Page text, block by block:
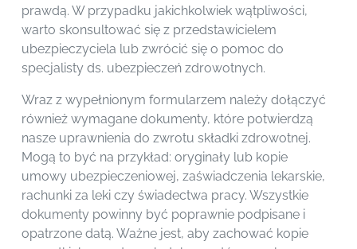
prawdą. W przypadku jakichkolwiek wątpliwości,
warto skonsultować się z przedstawicielem
ubezpieczyciela lub zwrócić się o pomoc do
specjalisty ds. ubezpieczeń zdrowotnych.
Wraz z wypełnionym formularzem należy dołączyć
również wymagane dokumenty, które potwierdzą
nasze uprawnienia do zwrotu składki zdrowotnej.
Mogą to być na przykład: oryginały lub kopie
umowy ubezpieczeniowej, zaświadczenia lekarskie,
rachunki za leki czy świadectwa pracy. Wszystkie
dokumenty powinny być poprawnie podpisane i
opatrzone datą. Ważne jest, aby zachować kopie